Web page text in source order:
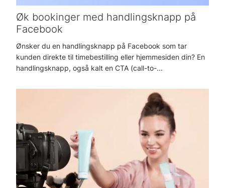
Øk bookinger med handlingsknapp på
Facebook
Ønsker du en handlingsknapp på Facebook som tar
kunden direkte til timebestilling eller hjemmesiden din? En
handlingsknapp, også kalt en CTA (call-to-...